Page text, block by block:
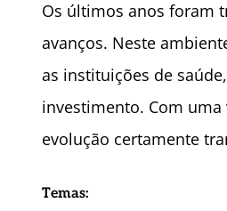
Os últimos anos foram
avanços. Neste
as instituições de
investimento. Com
evolução certamente
Temas: